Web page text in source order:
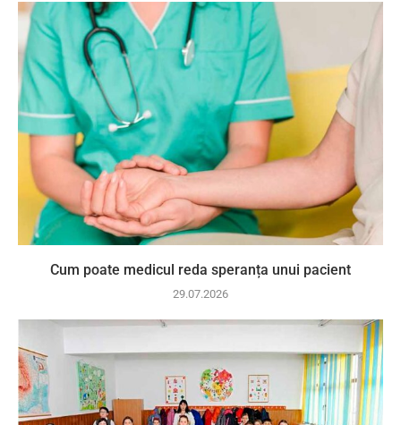
Cum poate medicul reda speranța unui pacient
29.07.2026